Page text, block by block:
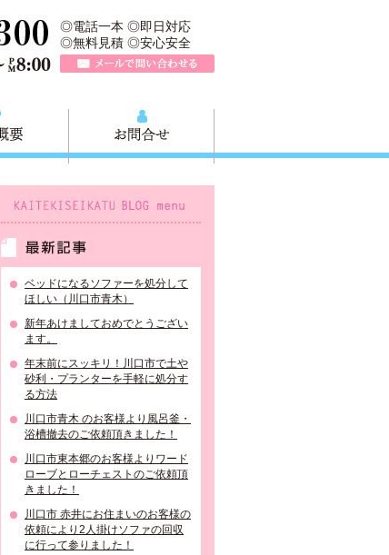
TEL 0120-757-161（年中無休）営業時間AM9:00～
◎電話一本 ◎即日対応
◎無料見積 ◎安心安全
ベッドになるソファーを処分して
ほしい（川口市青木）
新年あけましておめでとうござい
ます。
年末前にスッキリ！川口市で土や
砂利・プランターを手軽に処分す
る方法
川口市青木 のお客様より風呂釜・
浴槽撤去のご依頼頂きました！
川口市東本郷のお客様よりワード
ローブとローチェストのご依頼頂
きました！
川口市 赤井にお住まいのお客様の
依頼により2人掛けソファの回収
に行って参りました！